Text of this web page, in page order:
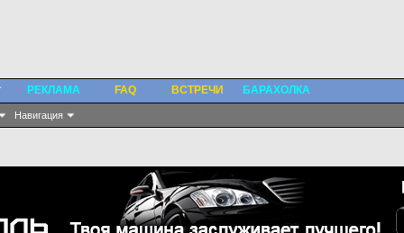
Навигация
РЕКЛАМА FAQ ВСТРЕЧИ БАРАХОЛКА